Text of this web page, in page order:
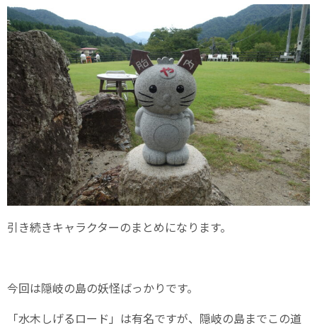
引き続きキャラクターのまとめになります。
今回は隠岐の島の妖怪ばっかりです。
「水木しげるロード」は有名ですが、隠岐の島までこの道